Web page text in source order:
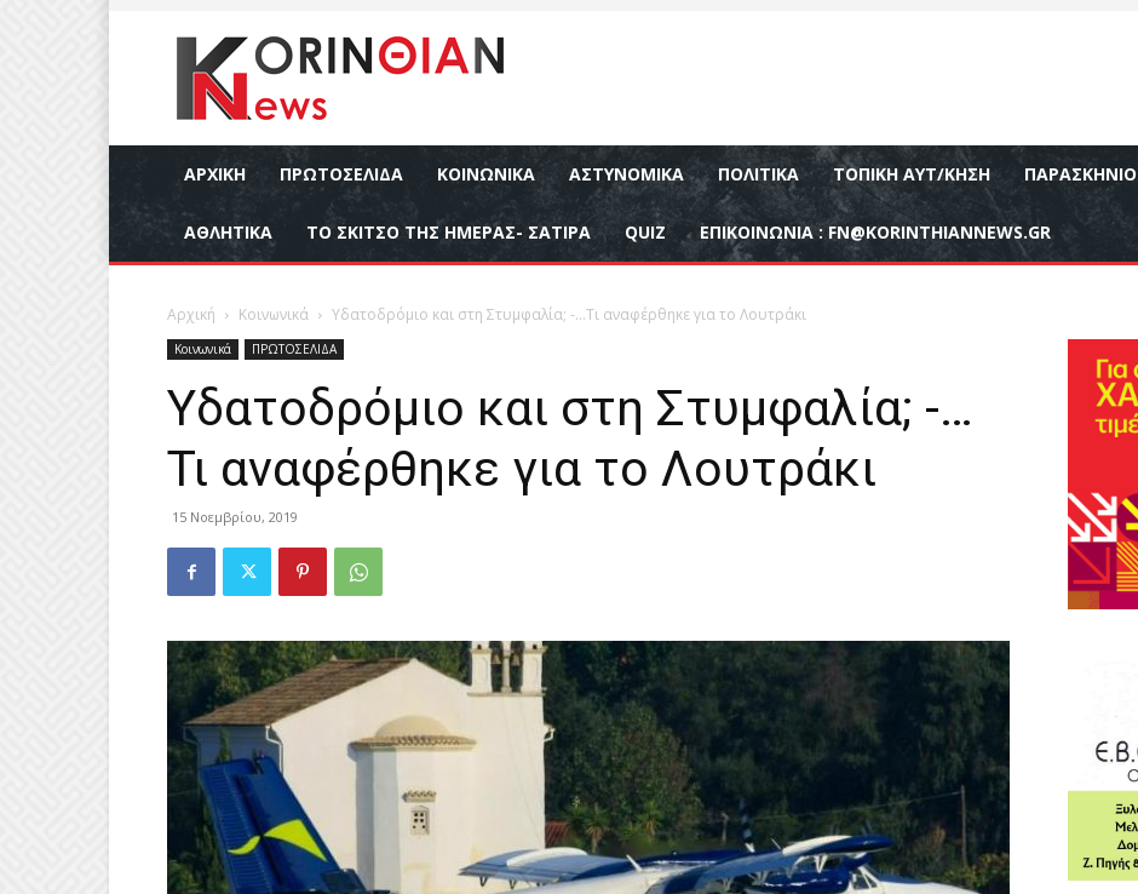
ΑΡΧΙΚΉ ΠΡΩΤΟΣΕΛΙΔΑ ΚΟΙΝΩΝΙΚΆ ΑΣΤΥΝΟΜΙΚΆ ΠΟΛΙΤΙΚΆ ΤΟΠΙΚΉ ΑΥΤ/ΚΗΣΗ ΠΑΡΑΣΚΉΝΙΟ
ΑΘΛΗΤΙΚΆ ΤΟ ΣΚΙΤΣΟ ΤΗΣ ΗΜΕΡΑΣ- ΣΑΤΙΡΑ QUIZ ΕΠΙΚΟΙΝΩΝΊΑ : FN@KORINTHIANNEWS.GR
Αρχική Κοινωνικά Υδατοδρόμιο και στη Στυμφαλία; -…Τι αναφέρθηκε για το Λουτράκι
Κοινωνικά ΠΡΩΤΟΣΕΛΙΔΑ
Υδατοδρόμιο και στη Στυμφαλία; -…
Τι αναφέρθηκε για το Λουτράκι
15 Νοεμβρίου, 2019